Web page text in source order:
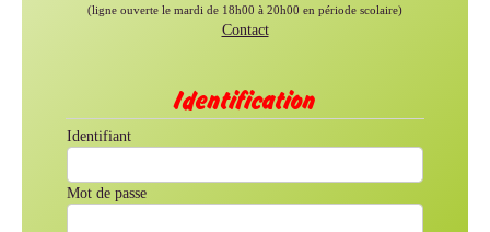
(ligne ouverte le mardi de 18h00 à 20h00 en période scolaire)
Contact
Identification
Identifiant
Mot de passe